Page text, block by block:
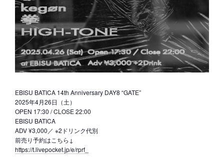
EBISU BATICA 14th Anniversary DAY8 “GATE”
2025年4月26日（土）
OPEN 17:30 / CLOSE 22:00
EBISU BATICA
ADV ¥3,000／ ※2ドリンク代別
前売り予約はこちら↓
https://t.livepocket.jp/e/rprf_